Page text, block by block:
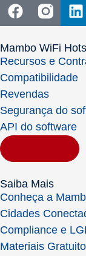
Mambo WiFi
Recursos e
Compatibilidade
Revendas
Segurança do
API do software
Saiba Mais
Conheça a
Cidades
Compliance e
Materiais